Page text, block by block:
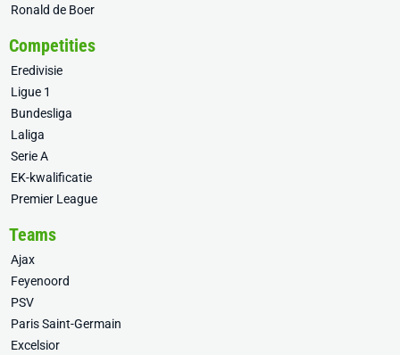
Ronald de Boer
Competities
Eredivisie
Ligue 1
Bundesliga
Laliga
Serie A
EK-kwalificatie
Premier League
Teams
Ajax
Feyenoord
PSV
Paris Saint-Germain
Excelsior